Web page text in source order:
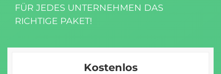
FÜR JEDES UNTERNEHMEN DAS
RICHTIGE PAKET!
Kostenlos